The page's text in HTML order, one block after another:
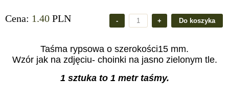
Cena: 1.40 PLN
Taśma rypsowa o szerokości15 mm.
Wzór jak na zdjęciu- choinki na jasno zielonym tle.
1 sztuka to 1 metr taśmy.